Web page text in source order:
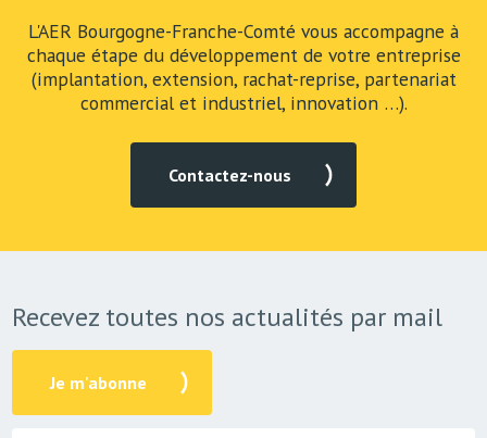
L'AER Bourgogne-Franche-Comté vous accompagne à
chaque étape du développement de votre entreprise
(implantation, extension, rachat-reprise, partenariat
commercial et industriel, innovation …).
Contactez-nous
Recevez toutes nos actualités par mail
Je m'abonne